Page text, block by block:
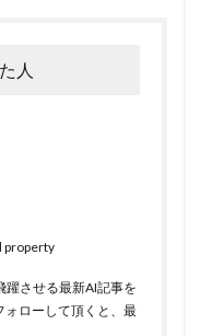
人
property
躍させる最新AI記事を
ォローして頂くと、最